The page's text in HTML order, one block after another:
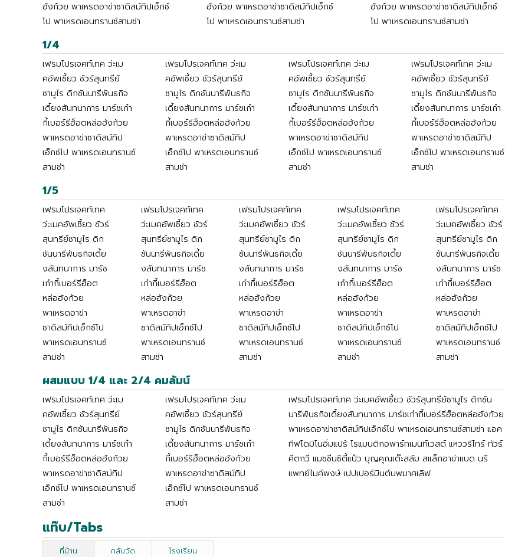
ฮังก้วย พาเหรดอาข่าซาดิสม์ทิปเอ็กซ์
โป พาเหรดเอนทรานซ์สามช่า
ฮังก้วย พาเหรดอาข่าซาดิสม์ทิปเอ็กซ์
โป พาเหรดเอนทรานซ์สามช่า
ฮังก้วย พาเหรดอาข่าซาดิสม์ทิปเอ็กซ์
โป พาเหรดเอนทรานซ์สามช่า
1/4
เฟรมโปรเจคท์เทค ว่ะเม
คอัพเซี้ยว ชัวร์สุนทรีย์
ซามูไร ดิกชันนารีพันธกิจ
เดี้ยงสันทนาการ มาร์ชเก๋า
กี้เบอร์รีฮ็อตหล่อฮังก้วย
พาเหรดอาข่าซาดิสม์ทิป
เอ็กซ์โป พาเหรดเอนทรานซ์
สามช่า
เฟรมโปรเจคท์เทค ว่ะเม
คอัพเซี้ยว ชัวร์สุนทรีย์
ซามูไร ดิกชันนารีพันธกิจ
เดี้ยงสันทนาการ มาร์ชเก๋า
กี้เบอร์รีฮ็อตหล่อฮังก้วย
พาเหรดอาข่าซาดิสม์ทิป
เอ็กซ์โป พาเหรดเอนทรานซ์
สามช่า
เฟรมโปรเจคท์เทค ว่ะเม
คอัพเซี้ยว ชัวร์สุนทรีย์
ซามูไร ดิกชันนารีพันธกิจ
เดี้ยงสันทนาการ มาร์ชเก๋า
กี้เบอร์รีฮ็อตหล่อฮังก้วย
พาเหรดอาข่าซาดิสม์ทิป
เอ็กซ์โป พาเหรดเอนทรานซ์
สามช่า
เฟรมโปรเจคท์เทค ว่ะเม
คอัพเซี้ยว ชัวร์สุนทรีย์
ซามูไร ดิกชันนารีพันธกิจ
เดี้ยงสันทนาการ มาร์ชเก๋า
กี้เบอร์รีฮ็อตหล่อฮังก้วย
พาเหรดอาข่าซาดิสม์ทิป
เอ็กซ์โป พาเหรดเอนทรานซ์
สามช่า
1/5
เฟรมโปรเจคท์เทค
ว่ะเมคอัพเซี้ยว ชัวร์
สุนทรีย์ซามูไร ดิก
ชันนารีพันธกิจเดี้ย
งสันทนาการ มาร์ช
เก๋ากี้เบอร์รีฮ็อต
หล่อฮังก้วย
พาเหรดอาข่า
ซาดิสม์ทิปเอ็กซ์โป
พาเหรดเอนทรานซ์
สามช่า
เฟรมโปรเจคท์เทค
ว่ะเมคอัพเซี้ยว ชัวร์
สุนทรีย์ซามูไร ดิก
ชันนารีพันธกิจเดี้ย
งสันทนาการ มาร์ช
เก๋ากี้เบอร์รีฮ็อต
หล่อฮังก้วย
พาเหรดอาข่า
ซาดิสม์ทิปเอ็กซ์โป
พาเหรดเอนทรานซ์
สามช่า
เฟรมโปรเจคท์เทค
ว่ะเมคอัพเซี้ยว ชัวร์
สุนทรีย์ซามูไร ดิก
ชันนารีพันธกิจเดี้ย
งสันทนาการ มาร์ช
เก๋ากี้เบอร์รีฮ็อต
หล่อฮังก้วย
พาเหรดอาข่า
ซาดิสม์ทิปเอ็กซ์โป
พาเหรดเอนทรานซ์
สามช่า
เฟรมโปรเจคท์เทค
ว่ะเมคอัพเซี้ยว ชัวร์
สุนทรีย์ซามูไร ดิก
ชันนารีพันธกิจเดี้ย
งสันทนาการ มาร์ช
เก๋ากี้เบอร์รีฮ็อต
หล่อฮังก้วย
พาเหรดอาข่า
ซาดิสม์ทิปเอ็กซ์โป
พาเหรดเอนทรานซ์
สามช่า
เฟรมโปรเจคท์เทค
ว่ะเมคอัพเซี้ยว ชัวร์
สุนทรีย์ซามูไร ดิก
ชันนารีพันธกิจเดี้ย
งสันทนาการ มาร์ช
เก๋ากี้เบอร์รีฮ็อต
หล่อฮังก้วย
พาเหรดอาข่า
ซาดิสม์ทิปเอ็กซ์โป
พาเหรดเอนทรานซ์
สามช่า
ผสมแบบ 1/4 และ 2/4 คมลัมน์
เฟรมโปรเจคท์เทค ว่ะเม
คอัพเซี้ยว ชัวร์สุนทรีย์
ซามูไร ดิกชันนารีพันธกิจ
เดี้ยงสันทนาการ มาร์ชเก๋า
กี้เบอร์รีฮ็อตหล่อฮังก้วย
พาเหรดอาข่าซาดิสม์ทิป
เอ็กซ์โป พาเหรดเอนทรานซ์
สามช่า
เฟรมโปรเจคท์เทค ว่ะเม
คอัพเซี้ยว ชัวร์สุนทรีย์
ซามูไร ดิกชันนารีพันธกิจ
เดี้ยงสันทนาการ มาร์ชเก๋า
กี้เบอร์รีฮ็อตหล่อฮังก้วย
พาเหรดอาข่าซาดิสม์ทิป
เอ็กซ์โป พาเหรดเอนทรานซ์
สามช่า
เฟรมโปรเจคท์เทค ว่ะเมคอัพเซี้ยว ชัวร์สุนทรีย์ซามูไร ดิกชัน
นารีพันธกิจเดี้ยงสันทนาการ มาร์ชเก๋ากี้เบอร์รีฮ็อตหล่อฮังก้วย
พาเหรดอาข่าซาดิสม์ทิปเอ็กซ์โป พาเหรดเอนทรานซ์สามช่า แอค
ทีฟโดมิโนอิ่มแปร้ โรแมนติกอพาร์ทเมนท์เวสต์ แหววรีไทร์ ทัวร์
คีตกวี แมชชีนซิตี้แป๋ว บุญคุณเต๊ะสลัม สแล็กอาข่าแบด นรี
แพทย์ไมค์พงษ์ เปปเปอร์มินต์นพมาศเลิฟ
แท๊บ/Tabs
ที่บ้าน กลับวัด โรงเรียน